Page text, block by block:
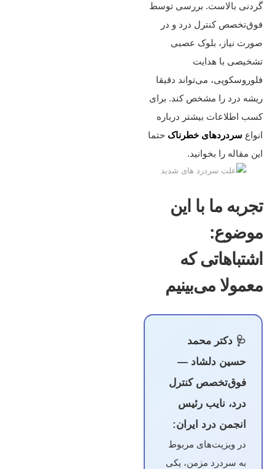
گردنی بالاست. بررسی توسط
فوق‌تخصص کنترل درد و در
صورت نیاز، بلوک عصبی
تشخیصی با هدایت
فلوروسکوپی، می‌تواند دقیقا
ریشه درد را مشخص کند. برای
کسب اطلاعات بیشتر درباره
انواع سردردهای خطرناک حتما
این مقاله را بخوانید.
تجربه ما با این
موضوع:
اشتباهاتی که
معمولا می‌بینیم
🩺 دکتر محمد
حسین دلشاد —
فوق‌تخصص کنترل
درد، نایب رئیس
انجمن درد ایران:
در ویزیت‌های مربوط
به سردرد مزمن، یکی